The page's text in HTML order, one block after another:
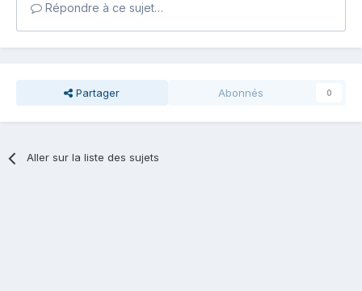
Répondre à ce sujet…
Partager Abonnés 0
Aller sur la liste des sujets